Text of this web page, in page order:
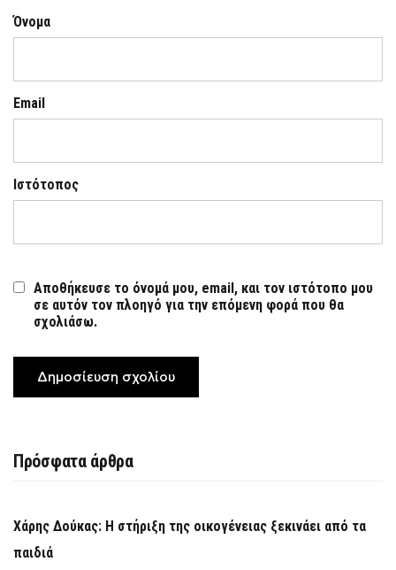
Όνομα
Email
Ιστότοπος
Αποθήκευσε το όνομά μου, email, και τον ιστότοπο μου
σε αυτόν τον πλοηγό για την επόμενη φορά που θα
σχολιάσω.
Πρόσφατα άρθρα
Χάρης Δούκας: Η στήριξη της οικογένειας ξεκινάει από τα
παιδιά